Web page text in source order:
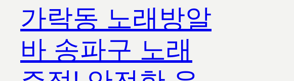
가락동 노래방알
바 송파구 노래